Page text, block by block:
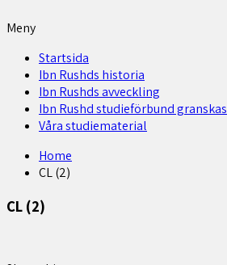
Meny
Startsida
Ibn Rushds historia
Ibn Rushds avveckling
Ibn Rushd studieförbund granskas​
Våra studiematerial
Home
CL (2)
CL (2)